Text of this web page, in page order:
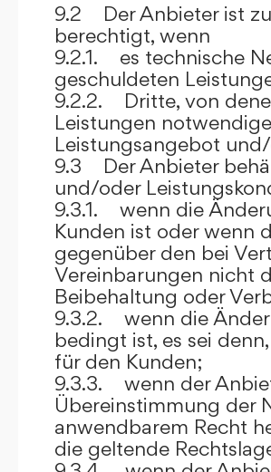
9.2 Der Anbieter ist
berechtigt, wenn
9.2.1. es technische
geschuldeten
9.2.2. Dritte, von
Leistungen
Leistungsangebot
9.3 Der Anbieter
und/oder
9.3.1. wenn die
Kunden ist oder wenn
gegenüber den bei
Vereinbarungen nicht
Beibehaltung oder
9.3.2. wenn die
bedingt ist, es sei
für den Kunden;
9.3.3. wenn der
Übereinstimmung der
anwendbarem Recht
die geltende